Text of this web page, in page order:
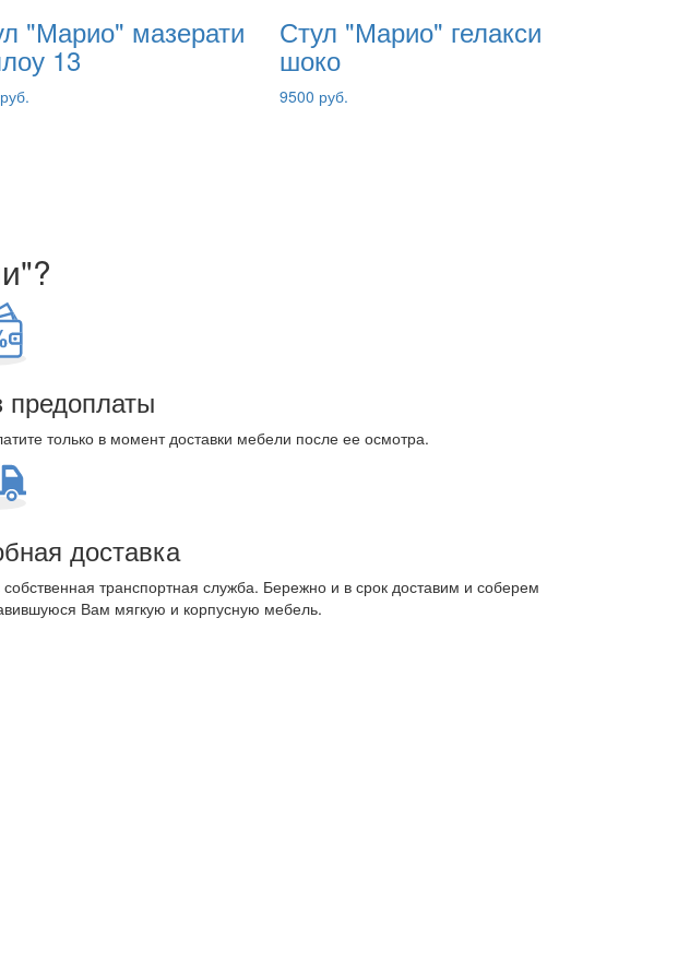
"Марио" мазерати
13
Стул "Марио" гелакси
шоко
9500 руб.
предоплаты
только в момент доставки мебели после ее осмотра.
доставка
транспортная служба. Бережно и в срок доставим и соберем
Вам мягкую и корпусную мебель.